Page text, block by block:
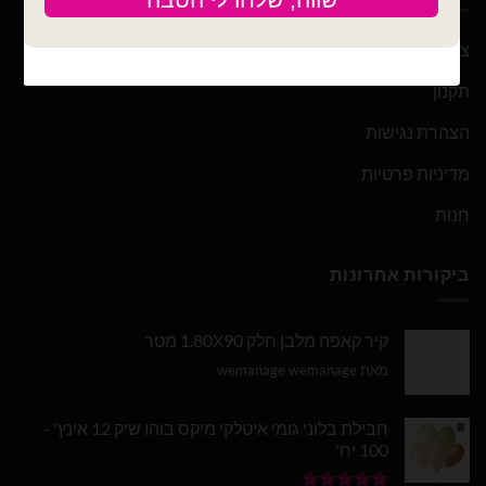
צור קשר
תקנון
הצהרת נגישות
מדיניות פרטיות
חנות
ביקורות אחרונות
קיר קאפה מלבן חלק 1.80X90 מטר
מאת wemanage wemanage
חבילת בלוני גומי איטלקי מיקס בוהו שיק 12 אינץ' -
100 יח'